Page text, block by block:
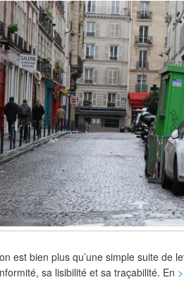
est bien plus qu’une simple suite
sa lisibilité et sa traçabilité. En